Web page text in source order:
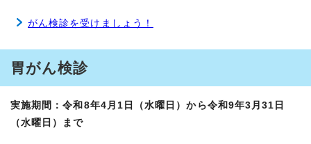
がん検診を受けましょう！
胃がん検診
実施期間：令和8年4月1日（水曜日）から令和9年3月31日
（水曜日）まで